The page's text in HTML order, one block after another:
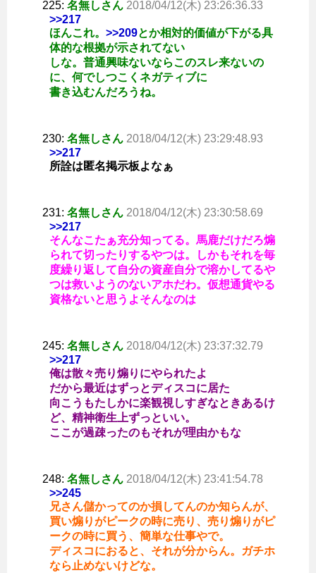
225: 名無しさん 2018/04/12(木) 23:26:36.33
>>217
ほんこれ。 >>209とか相対的価値が下がる具
体的な根拠が示されてない
しな。普通興味ないならこのスレ来ないの
に、何でしつこくネガティブに
書き込むんだろうね。
230: 名無しさん 2018/04/12(木) 23:29:48.93
>>217
所詮は匿名掲示板よなぁ
231: 名無しさん 2018/04/12(木) 23:30:58.69
>>217
そんなこたぁ充分知ってる。馬鹿だけだろ煽
られて切ったりするやつは。しかもそれを毎
度繰り返して自分の資産自分で溶かしてるや
つは救いようのないアホだわ。仮想通貨やる
資格ないと思うよそんなのは
245: 名無しさん 2018/04/12(木) 23:37:32.79
>>217
俺は散々売り煽りにやられたよ
だから最近はずっとディスコに居た
向こうもたしかに楽観視しすぎなときあるけ
ど、精神衛生上ずっといい。
ここが過疎ったのもそれが理由かもな
248: 名無しさん 2018/04/12(木) 23:41:54.78
>>245
兄さん儲かってのか損してんのか知らんが、
買い煽りがピークの時に売り、売り煽りがピ
ークの時に買う、簡単な仕事やで。
ディスコにおると、それが分からん。ガチホ
なら止めないけどな。